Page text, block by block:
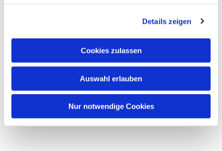
Details zeigen
Cookies zulassen
Auswahl erlauben
Nur notwendige Cookies